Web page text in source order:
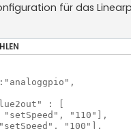
für das
: [
"110"],
"100"],